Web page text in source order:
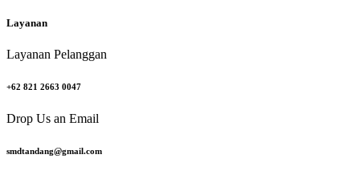
Layanan
Layanan Pelanggan
+62 821 2663 0047
Drop Us an Email
smdtandang@gmail.com